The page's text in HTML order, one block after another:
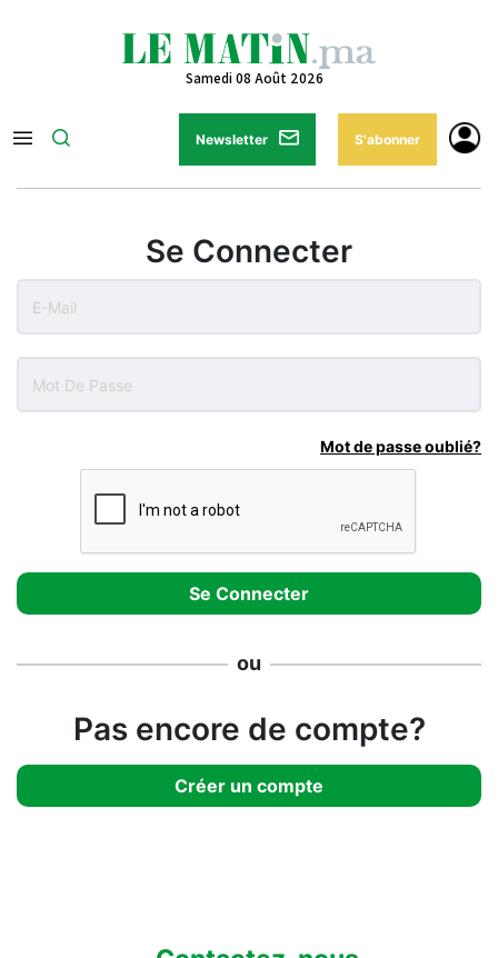
Samedi 08 Août 2026
Newsletter S'abonner
Se Connecter
Mot de passe oublié?
ou
Pas encore de compte?
Créer un compte